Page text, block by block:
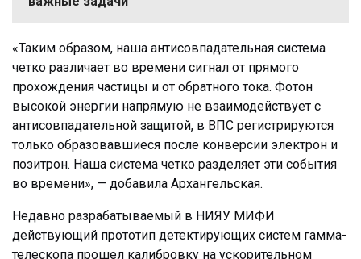
«Таким образом, наша антисовпадательная система
четко различает во времени сигнал от прямого
прохождения частицы и от обратного тока. Фотон
высокой энергии напрямую не взаимодействует с
антисовпадательной защитой, в ВПС регистрируются
только образовавшиеся после конверсии электрон и
позитрон. Наша система четко разделяет эти события
во времени», — добавила Архангельская.
Недавно разрабатываемый в НИЯУ МИФИ
действующий прототип детектирующих систем гамма-
телескопа прошел калибровку на ускорительном